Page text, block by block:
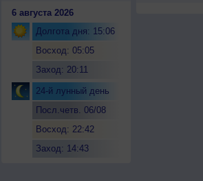
6 августа 2026
Долгота дня: 15:06
Восход: 05:05
Заход: 20:11
24-й лунный день
Посл.четв. 06/08
Восход: 22:42
Заход: 14:43